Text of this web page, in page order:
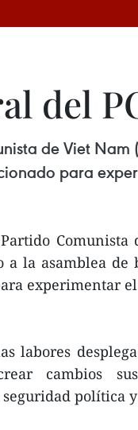
del
de Viet
para
Comunista
a la asamblea
experimentar
labores
cambios
política